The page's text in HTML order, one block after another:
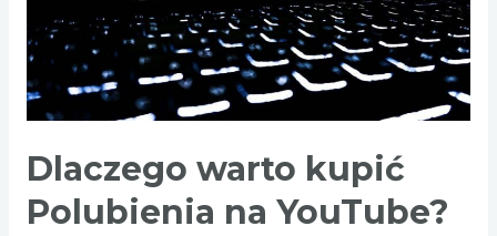
którego
boją
się
agencje
Dlaczego warto kupić
Polubienia na YouTube?